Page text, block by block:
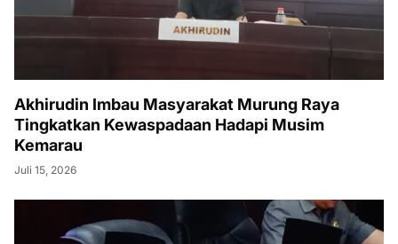
Akhirudin Imbau Masyarakat Murung Raya
Tingkatkan Kewaspadaan Hadapi Musim
Kemarau
Juli 15, 2026